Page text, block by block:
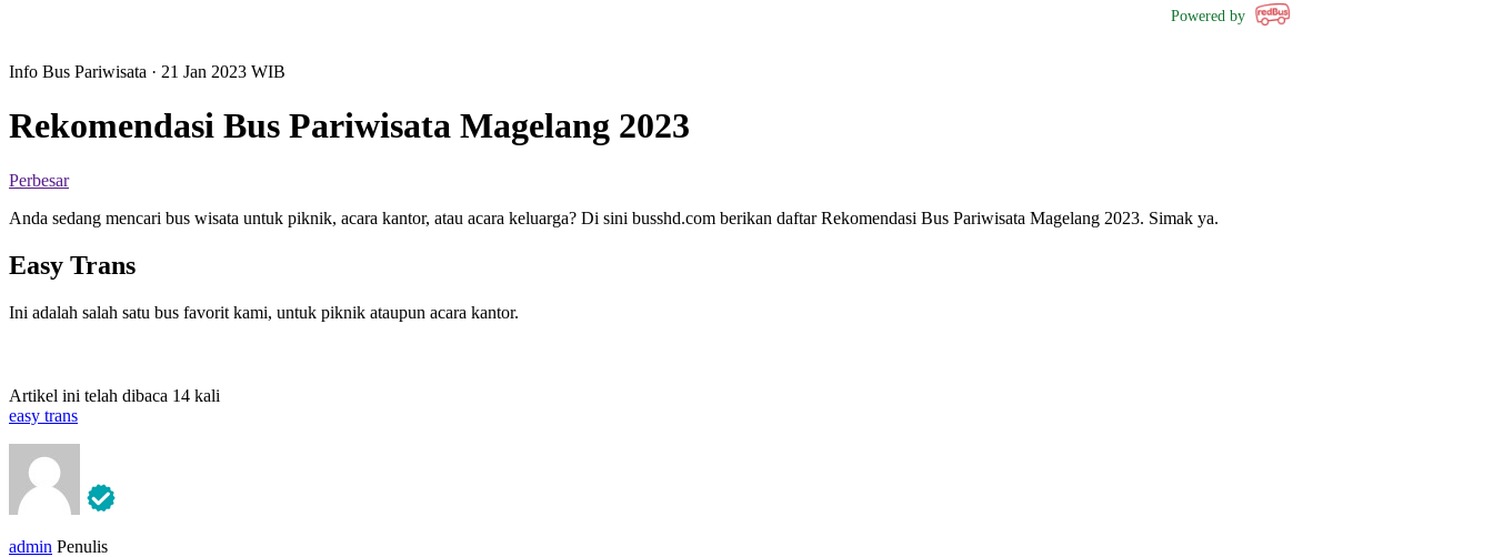
Powered by
Info Bus Pariwisata · 21 Jan 2023 WIB
Rekomendasi Bus Pariwisata Magelang 2023
Perbesar
Anda sedang mencari bus wisata untuk piknik, acara kantor, atau acara keluarga? Di sini busshd.com berikan daftar Rekomendasi Bus Pariwisata Magelang 2023. Simak ya.
Easy Trans
Ini adalah salah satu bus favorit kami, untuk piknik ataupun acara kantor.
Artikel ini telah dibaca 14 kali
easy trans
admin Penulis